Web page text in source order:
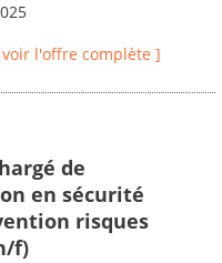
l'offre complète ]
de
en sécurité
risques
f)